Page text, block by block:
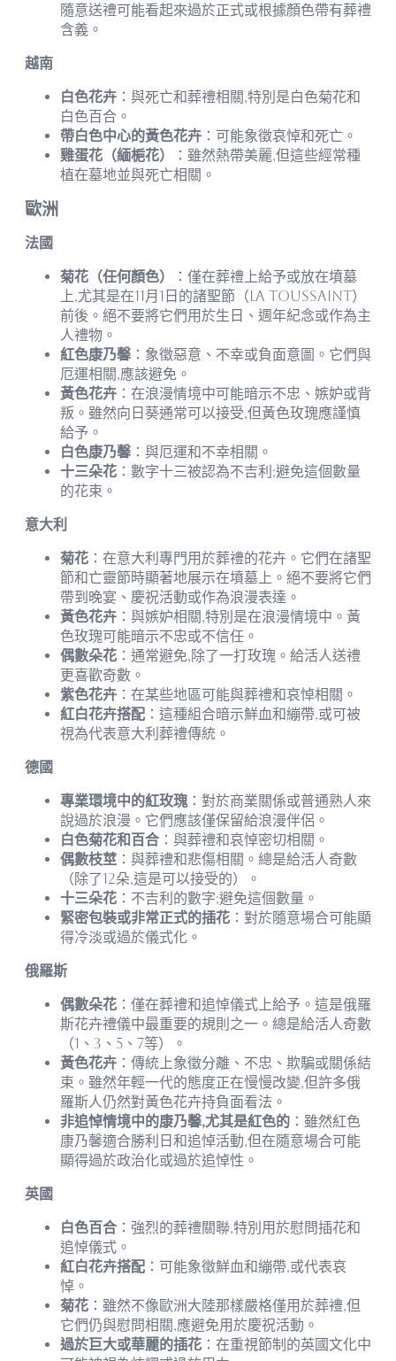
隨意送禮可能看起來過於正式或根據顏色帶有葬禮
含義。
越南
白色花卉 ：與死亡和葬禮相關,特別是白色菊花和
白色百合。
帶白色中心的黃色花卉 ：可能象徵哀悼和死亡。
雞蛋花（緬梔花）
：雖然熱帶美麗,但這些經常種
植在墓地並與死亡相關。
歐洲
法國
菊花（任何顏色）
：僅在葬禮上給予或放在墳墓
上,尤其是在11月1日的諸聖節（La Toussaint）
前後。絕不要將它們用於生日、週年紀念或作為主
人禮物。
紅色康乃馨 ：象徵惡意、不幸或負面意圖。它們與
厄運相關,應該避免。
黃色花卉 ：在浪漫情境中可能暗示不忠、嫉妒或背
叛。雖然向日葵通常可以接受,但黃色玫瑰應謹慎
給予。
白色康乃馨 ：與厄運和不幸相關。
十三朵花 ：數字十三被認為不吉利;避免這個數量
的花束。
意大利
菊花 ：在意大利專門用於葬禮的花卉。它們在諸聖
節和亡靈節時顯著地展示在墳墓上。絕不要將它們
帶到晚宴、慶祝活動或作為浪漫表達。
黃色花卉 ：與嫉妒相關,特別是在浪漫情境中。黃
色玫瑰可能暗示不忠或不信任。
偶數朵花 ：通常避免,除了一打玫瑰。給活人送禮
更喜歡奇數。
紫色花卉 ：在某些地區可能與葬禮和哀悼相關。
紅白花卉搭配 ：這種組合暗示鮮血和繃帶,或可被
視為代表意大利葬禮傳統。
德國
專業環境中的紅玫瑰 ：對於商業關係或普通熟人來
說過於浪漫。它們應該僅保留給浪漫伴侶。
白色菊花和百合 ：與葬禮和哀悼密切相關。
偶數枝莖 ：與葬禮和悲傷相關。總是給活人奇數
（除了12朵,這是可以接受的）。
十三朵花 ：不吉利的數字;避免這個數量。
緊密包裝或非常正式的插花 ：對於隨意場合可能顯
得冷淡或過於儀式化。
俄羅斯
偶數朵花 ：僅在葬禮和追悼儀式上給予。這是俄羅
斯花卉禮儀中最重要的規則之一。總是給活人奇數
（1、3、5、7等）。
黃色花卉 ：傳統上象徵分離、不忠、欺騙或關係結
束。雖然年輕一代的態度正在慢慢改變,但許多俄
羅斯人仍然對黃色花卉持負面看法。
非追悼情境中的康乃馨,尤其是紅色的 ：雖然紅色
康乃馨適合勝利日和追悼活動,但在隨意場合可能
顯得過於政治化或過於追悼性。
英國
白色百合 ：強烈的葬禮關聯,特別用於慰問插花和
追悼儀式。
紅白花卉搭配 ：可能象徵鮮血和繃帶,或代表哀
悼。
菊花 ：雖然不像歐洲大陸那樣嚴格僅用於葬禮,但
它們仍與慰問相關,應避免用於慶祝活動。
過於巨大或華麗的插花 ：在重視節制的英國文化中